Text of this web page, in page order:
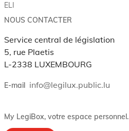
ELI
NOUS CONTACTER
Service central de législation
5, rue Plaetis
L-2338 LUXEMBOURG
E-mail info@legilux.public.lu
My LegiBox, votre espace personnel.